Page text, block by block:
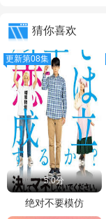
猜你喜欢
更新第08集
5.0分
绝对不要模仿